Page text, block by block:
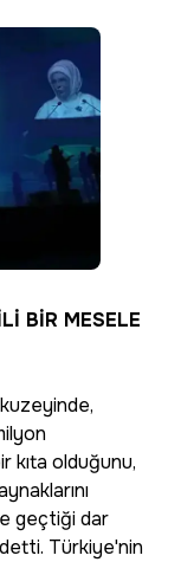
BİR MESELE
kıta olduğunu,
geçtiği dar
Türkiye'nin